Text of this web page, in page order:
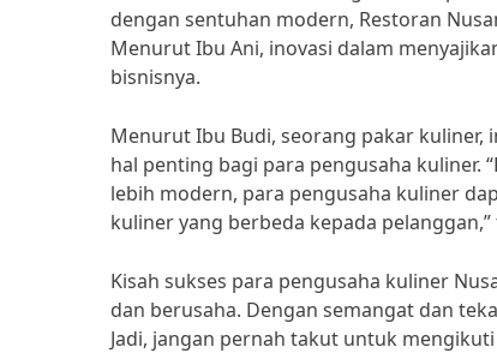
dengan sentuhan modern, Restoran
Menurut Ibu Ani, inovasi dalam
bisnisnya.
Menurut Ibu Budi, seorang pakar kuliner,
hal penting bagi para pengusaha kuliner.
lebih modern, para pengusaha kuliner
kuliner yang berbeda kepada
Kisah sukses para pengusaha kuliner
dan berusaha. Dengan semangat dan
Jadi, jangan pernah takut untuk